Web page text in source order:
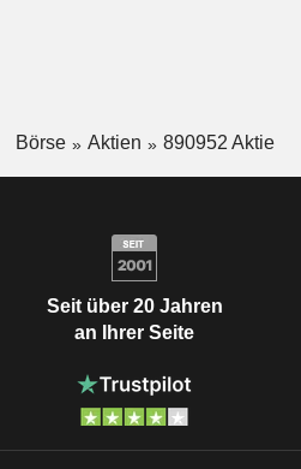
Börse Aktien 890952 Aktie
Seit über 20 Jahren
an Ihrer Seite